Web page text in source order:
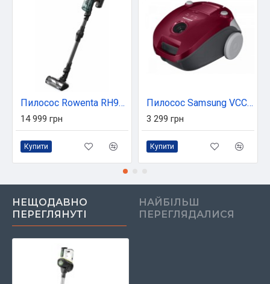
Пилосос Rowenta RH9L42WO
14 999 грн
Купити
Пилосос Samsung VCC41U1V3P/UK
3 299 грн
Купити
НЕЩОДАВНО
ПЕРЕГЛЯНУТІ
НАЙБІЛЬШ
ПЕРЕГЛЯДАЛИСЯ